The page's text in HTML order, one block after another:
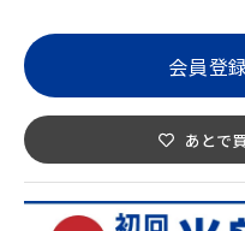
会員登
あとで